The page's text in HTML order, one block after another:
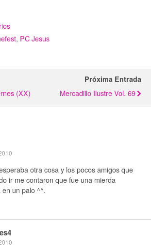
, PC Jesus
(XX)
Próxima Entrada
Mercadillo Ilustre Vol. 69
otra cosa y los pocos amigos que
ir me contaron que fue una mierda
en un palo ^^.